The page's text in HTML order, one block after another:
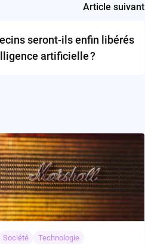
Article suivant
seront-ils enfin libérés
artificielle ?
Société Technologie